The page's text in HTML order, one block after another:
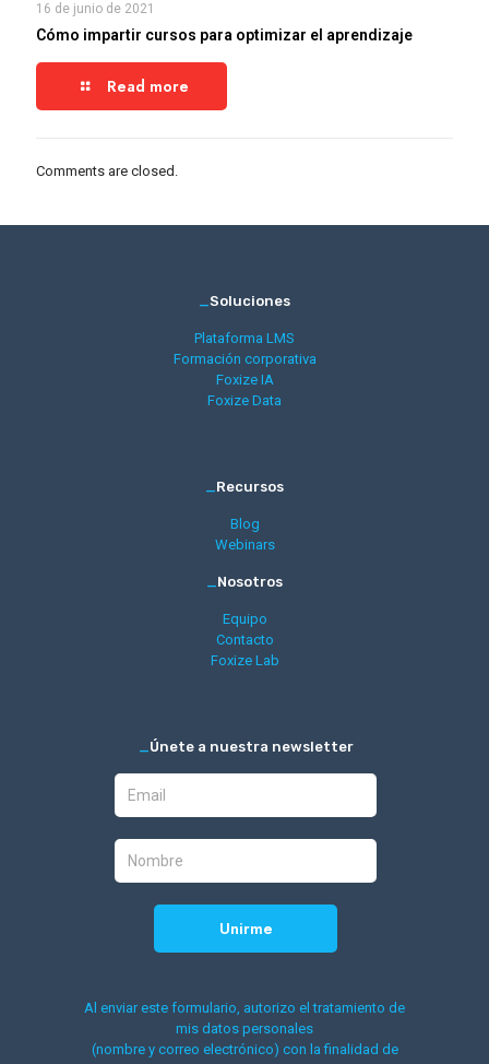
16 de junio de 2021
Cómo impartir cursos para optimizar el aprendizaje
Read more
Comments are closed.
_Soluciones
Plataforma LMS
Formación corporativa
Foxize IA
Foxize Data
_Recursos
Blog
Webinars
_Nosotros
Equipo
Contacto
Foxize Lab
_Únete a nuestra newsletter
Al enviar este formulario, autorizo el tratamiento de
mis datos personales
(nombre y correo electrónico) con la finalidad de